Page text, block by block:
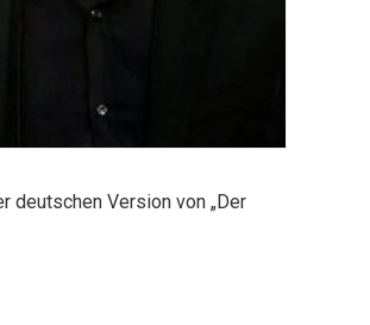
deutschen Version von „Der